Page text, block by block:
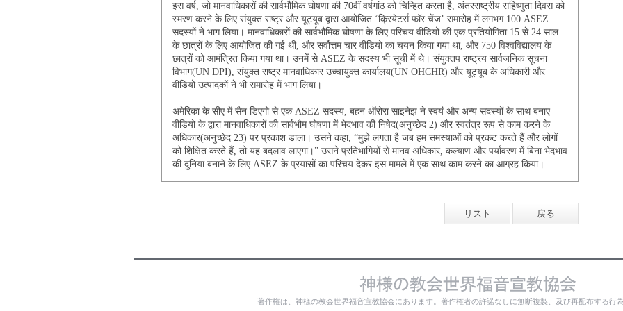
इस वर्ष, जो मानवाधिकारों की सार्वभौमिक घोषणा की 70वीं वर्षगांठ को चिन्हित करता है, अंतरराष्ट्रीय सहिष्णुता दिवस को
स्मरण करने के लिए संयुक्त राष्ट्र और यूट्यूब द्वारा आयोजित ‘क्रियेटर्स फॉर चेंज’ समारोह में लगभग 100 ASEZ
सदस्यों ने भाग लिया। मानवाधिकारों की सार्वभौमिक घोषणा के लिए परिचय वीडियो की एक प्रतियोगिता 15 से 24 साल
के छात्रों के लिए आयोजित की गई थी, और सर्वोत्तम चार वीडियो का चयन किया गया था, और 750 विश्वविद्यालय के
छात्रों को आमंत्रित किया गया था। उनमें से ASEZ के सदस्य भी सूची में थे। संयुक्तप राष्ट्रय सार्वजनिक सूचना
विभाग(UN DPI), संयुक्त राष्ट्र मानवाधिकार उच्चायुक्त कार्यालय(UN OHCHR) और यूट्यूब के अधिकारी और
वीडियो उत्पादकों ने भी समारोह में भाग लिया।
अमेरिका के सीए में सैन डिएगो से एक ASEZ सदस्य, बहन ऑरोरा साइनेझ ने स्वयं और अन्य सदस्यों के साथ बनाए
वीडियो के द्वारा मानवाधिकारों की सार्वभौम घोषणा में भेदभाव की निषेद(अनुच्छेद 2) और स्वतंत्र रूप से काम करने के
अधिकार(अनुच्छेद 23) पर प्रकाश डाला। उसने कहा, “मुझे लगता है जब हम समस्याओं को प्रकट करते हैं और लोगों
को शिक्षित करते हैं, तो यह बदलाव लाएगा।” उसने प्रतिभागियों से मानव अधिकार, कल्याण और पर्यावरण में बिना भेदभाव
की दुनिया बनाने के लिए ASEZ के प्रयासों का परिचय देकर इस मामले में एक साथ काम करने का आग्रह किया।
リスト 戻る
著作権は、神様の教会世界福音宣教協会にあります。著作権者の許諾なしに無断複製、及び再配布する行為